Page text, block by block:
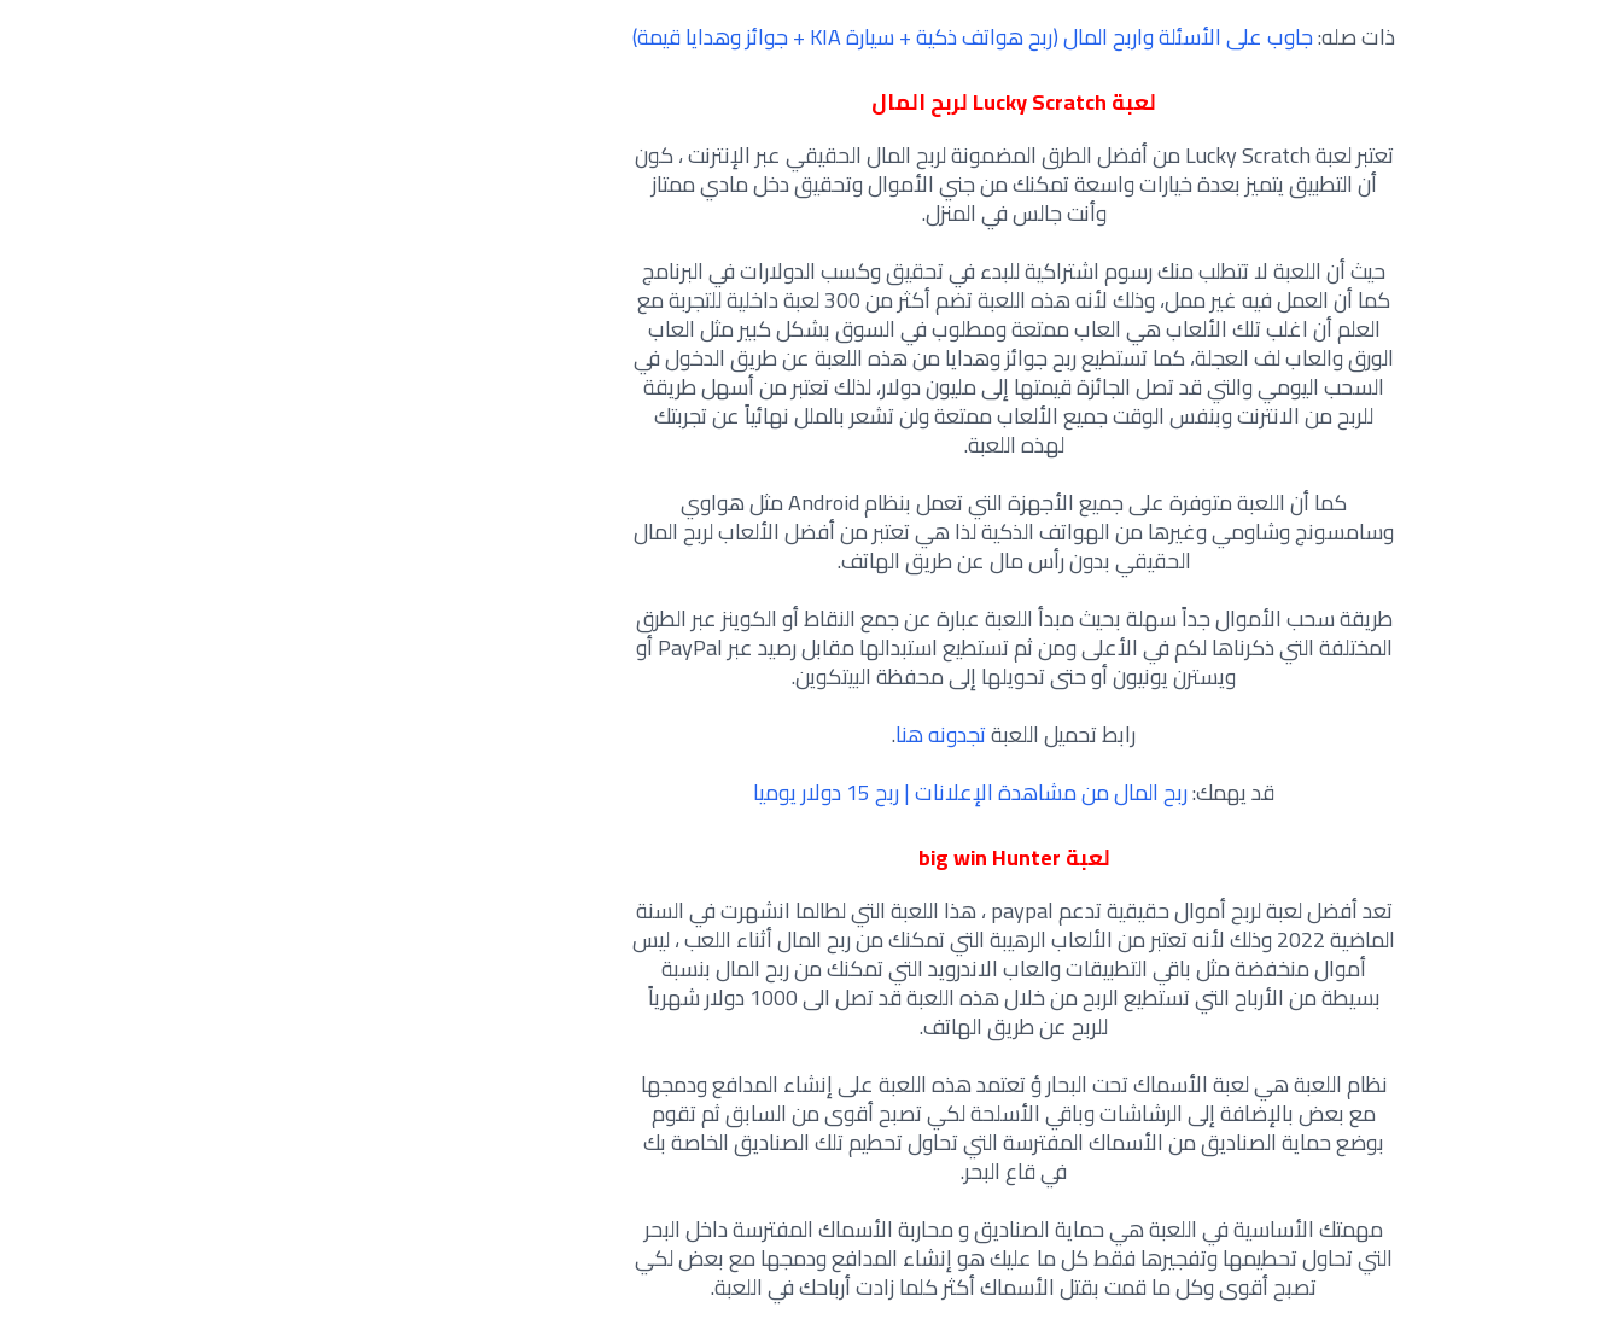
ذات صله:جاوب على الأسئلة واربح المال (ربح هواتف ذكية + سيارة KIA + جوائز وهدايا قيمة)
لعبة Lucky Scratch لربح المال
تعتبر لعبة Lucky Scratch من أفضل الطرق المضمونة لربح المال الحقيقي عبر الإنترنت ، كون
أن التطبيق يتميز بعدة خيارات واسعة تمكنك من جني الأموال وتحقيق دخل مادي ممتاز
وأنت جالس في المنزل.
حيث أن اللعبة لا تتطلب منك رسوم اشتراكية للبدء في تحقيق وكسب الدولارات في البرنامج
كما أن العمل فيه غير ممل، وذلك لأنه هذه اللعبة تضم أكثر من 300 لعبة داخلية للتجربة مع
العلم أن اغلب تلك الألعاب هي العاب ممتعة ومطلوب في السوق بشكل كبير مثل العاب
الورق والعاب لف العجلة، كما تستطيع ربح جوائز وهدايا من هذه اللعبة عن طريق الدخول في
السحب اليومي والتي قد تصل الجائزة قيمتها إلى مليون دولار، لذلك تعتبر من أسهل طريقة
للربح من الانترنت وبنفس الوقت جميع الألعاب ممتعة ولن تشعر بالملل نهائياً عن تجربتك
لهذه اللعبة.
كما أن اللعبة متوفرة على جميع الأجهزة التي تعمل بنظام Android مثل هواوي
وسامسونج وشاومي وغيرها من الهواتف الذكية لذا هي تعتبر من أفضل الألعاب لربح المال
الحقيقي بدون رأس مال عن طريق الهاتف.
طريقة سحب الأموال جداً سهلة بحيث مبدأ اللعبة عبارة عن جمع النقاط أو الكوينز عبر الطرق
المختلفة التي ذكرناها لكم في الأعلى ومن ثم تستطيع استبدالها مقابل رصيد عبر PayPal أو
ويسترن يونيون أو حتى تحويلها إلى محفظة البيتكوين.
رابط تحميل اللعبةتجدونه هنا.
قد يهمك:ربح المال من مشاهدة الإعلانات | ربح 15 دولار يوميا
لعبة big win Hunter
تعد أفضل لعبة لربح أموال حقيقية تدعمpaypal، هذا اللعبة التي لطالما انشهرت في السنة
الماضية 2022 وذلك لأنه تعتبر من الألعاب الرهيبة التي تمكنك من ربح المال أثناء اللعب ، ليس
أموال منخفضة مثل باقي التطبيقات والعاب الاندرويد التي تمكنك من ربح المال بنسبة
بسيطة من الأرباح التي تستطيع الربح من خلال هذه اللعبة قد تصل الى 1000 دولار شهرياً
للربح عن طريق الهاتف.
نظام اللعبة هي لعبة الأسماك تحت البحار ؤ تعتمد هذه اللعبة على إنشاء المدافع ودمجها
مع بعض بالإضافة إلى الرشاشات وباقي الأسلحة لكي تصبح أقوى من السابق ثم تقوم
بوضع حماية الصناديق من الأسماك المفترسة التي تحاول تحطيم تلك الصناديق الخاصة بك
في قاع البحر.
مهمتك الأساسية في اللعبة هي حماية الصناديق و محاربة الأسماك المفترسة داخل البحر
التي تحاول تحطيمها وتفجيرها فقط كل ما عليك هو إنشاء المدافع ودمجها مع بعض لكي
تصبح أقوى وكل ما قمت بقتل الأسماك أكثر كلما زادت أرباحك في اللعبة.